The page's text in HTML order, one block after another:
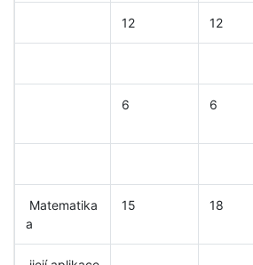
12 12
6 6
Matematika
a
15 18